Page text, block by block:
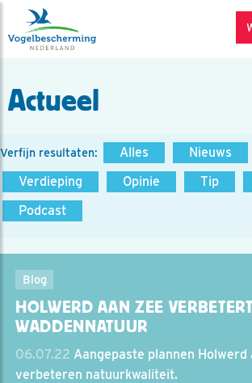
Actueel
Verfijn resultaten: Alles Nieuws
Verdieping
Opinie Tip
Podcast
Blog
HOLWERD AAN ZEE VERBETERT
WADDENNATUUR
06.07.22 Aangepaste plannen Holwerd
verbeteren natuurkwaliteit.